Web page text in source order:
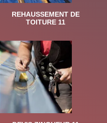
REHAUSSEMENT DE
TOITURE 11